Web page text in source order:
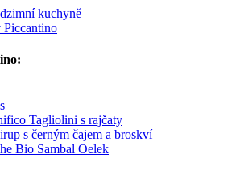
kuchyně
Tagliolini s rajčaty
s černým čajem a broskví
Bio Sambal Oelek